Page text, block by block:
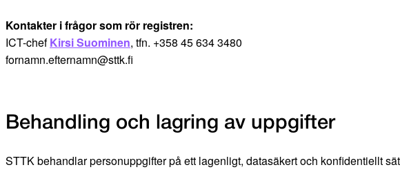
Kontakter i frågor som rör registren:
ICT-chefKirsi Suominen, tfn. +358 45 634 3480
fornamn.efternamn@sttk.fi
Behandling och lagring av uppgifter
STTK behandlar personuppgifter på ett lagenligt, datasäkert och konfidentiellt